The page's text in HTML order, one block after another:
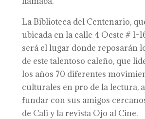
La Biblioteca del Centenario,
ubicada en la calle 4 Oeste # 1-
será el lugar donde reposarán
de este talentoso caleño, que
los años 70 diferentes
culturales en pro de la lectura,
fundar con sus amigos
de Cali y la revista Ojo al Cine.